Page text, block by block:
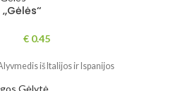
€ 0.45
iš Italijos ir Ispanijos